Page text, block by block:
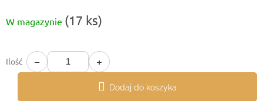
jednostkowa:
W magazynie (17 ks)
Ilość − +
Dodaj do koszyka